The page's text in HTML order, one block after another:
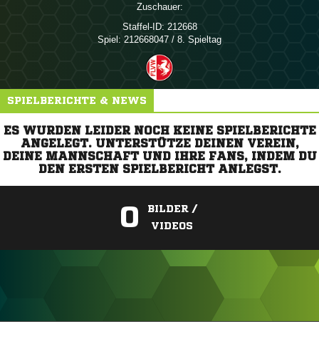
Zuschauer:
Staffel-ID: 212668
Spiel: 212668047 / 8. Spieltag
SPIELBERICHTE & NEWS
ES WURDEN LEIDER NOCH KEINE SPIELBERICHTE
ANGELEGT. UNTERSTÜTZE DEINEN VEREIN,
DEINE MANNSCHAFT UND IHRE FANS, INDEM DU
DEN ERSTEN SPIELBERICHT ANLEGST.
0
BILDER /
VIDEOS